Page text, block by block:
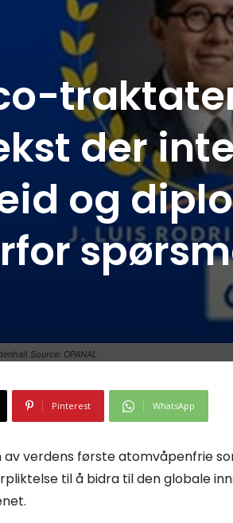
Source: OPANAL
der
og
Pinterest WhatsApp
verdens første atomvåpenfrie
til å bidra til den globale